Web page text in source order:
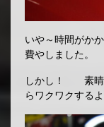
いや～時間がか
費やしました。
しかし！ 素晴
らワクワクする